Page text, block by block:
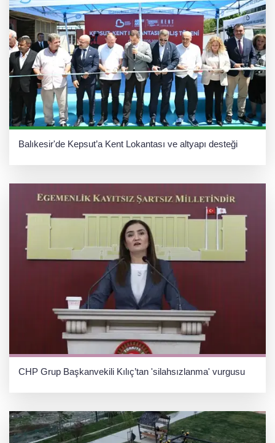
Balıkesir'de Kepsut’a Kent Lokantası ve altyapı desteği
CHP Grup Başkanvekili Kılıç’tan 'silahsızlanma' vurgusu